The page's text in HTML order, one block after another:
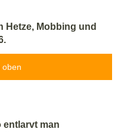
Hetze, Mobbing und
oben
entlarvt man